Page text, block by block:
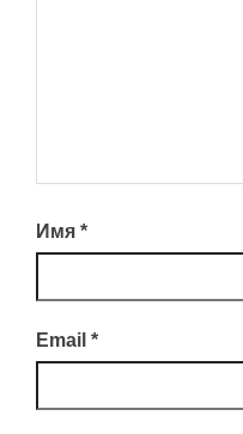
Имя *
Email *